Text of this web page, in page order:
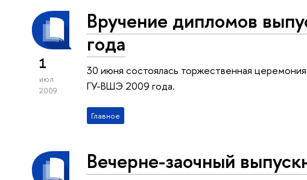
1
июл
2009
Вручение дипломов
года
30 июня состоялась торжественная
ГУ-ВШЭ 2009 года.
Главное
Вечерне-заочный